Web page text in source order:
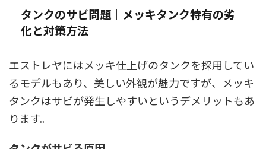
タンクのサビ問題｜メッキタンク特有の劣
化と対策方法
エストレヤにはメッキ仕上げのタンクを採用してい
るモデルもあり、美しい外観が魅力ですが、メッキ
タンクはサビが発生しやすいというデメリットもあ
ります。